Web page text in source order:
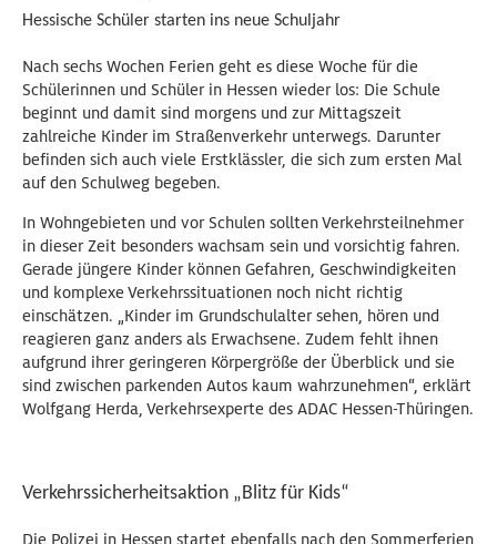
Hessische Schüler starten ins neue Schuljahr
Nach sechs Wochen Ferien geht es diese Woche für die
Schülerinnen und Schüler in Hessen wieder los: Die Schule
beginnt und damit sind morgens und zur Mittagszeit
zahlreiche Kinder im Straßenverkehr unterwegs. Darunter
befinden sich auch viele Erstklässler, die sich zum ersten Mal
auf den Schulweg begeben.
In Wohngebieten und vor Schulen sollten Verkehrsteilnehmer
in dieser Zeit besonders wachsam sein und vorsichtig fahren.
Gerade jüngere Kinder können Gefahren, Geschwindigkeiten
und komplexe Verkehrssituationen noch nicht richtig
einschätzen. „Kinder im Grundschulalter sehen, hören und
reagieren ganz anders als Erwachsene. Zudem fehlt ihnen
aufgrund ihrer geringeren Körpergröße der Überblick und sie
sind zwischen parkenden Autos kaum wahrzunehmen“, erklärt
Wolfgang Herda, Verkehrsexperte des ADAC Hessen-Thüringen.
Verkehrssicherheitsaktion „Blitz für Kids“
Die Polizei in Hessen startet ebenfalls nach den Sommerferien